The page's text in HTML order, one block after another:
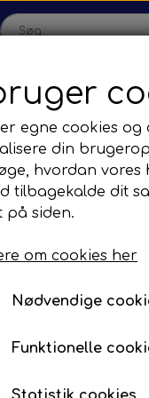
Hjem Shop
Sefac
Road
af
erfaring med
egne cookies
din
hvordan vores
tilbagekalde dit
på siden.
om cookies her
Nødvendige
Funktionelle